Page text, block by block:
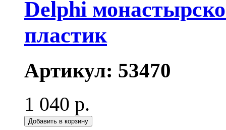
Delphi
пластик
Артикул: 53470
1 040 р.
Добавить в корзину